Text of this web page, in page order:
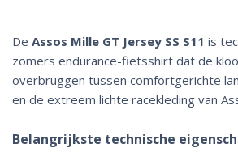
De Assos Mille GT Jersey SS S11 is
zomers endurance-fietsshirt dat de
overbruggen tussen comfortgerichte
en de extreem lichte racekleding van
Belangrijkste technische